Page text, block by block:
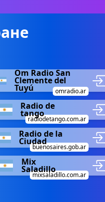
Om Radio San
Clemente del
Tuyú omradio.ar
Radio de
tango
radiodetango.com.ar
Radio de la
Ciudad
buenosaires.gob.ar
Mix
Saladillo
mixsaladillo.com.ar